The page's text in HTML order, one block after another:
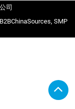
司
B2BChinaSources SMP